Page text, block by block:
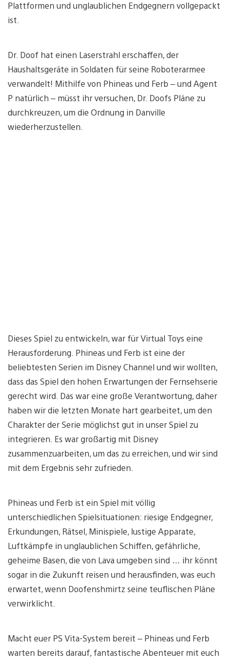
Plattformen und unglaublichen Endgegnern vollgepackt
ist.
Dr. Doof hat einen Laserstrahl erschaffen, der
Haushaltsgeräte in Soldaten für seine Roboterarmee
verwandelt! Mithilfe von Phineas und Ferb – und Agent
P natürlich – müsst ihr versuchen, Dr. Doofs Pläne zu
durchkreuzen, um die Ordnung in Danville
wiederherzustellen.
Dieses Spiel zu entwickeln, war für Virtual Toys eine
Herausforderung. Phineas und Ferb ist eine der
beliebtesten Serien im Disney Channel und wir wollten,
dass das Spiel den hohen Erwartungen der Fernsehserie
gerecht wird. Das war eine große Verantwortung, daher
haben wir die letzten Monate hart gearbeitet, um den
Charakter der Serie möglichst gut in unser Spiel zu
integrieren. Es war großartig mit Disney
zusammenzuarbeiten, um das zu erreichen, und wir sind
mit dem Ergebnis sehr zufrieden.
Phineas und Ferb ist ein Spiel mit völlig
unterschiedlichen Spielsituationen: riesige Endgegner,
Erkundungen, Rätsel, Minispiele, lustige Apparate,
Luftkämpfe in unglaublichen Schiffen, gefährliche,
geheime Basen, die von Lava umgeben sind … ihr könnt
sogar in die Zukunft reisen und herausfinden, was euch
erwartet, wenn Doofenshmirtz seine teuflischen Pläne
verwirklicht.
Macht euer PS Vita-System bereit – Phineas und Ferb
warten bereits darauf, fantastische Abenteuer mit euch